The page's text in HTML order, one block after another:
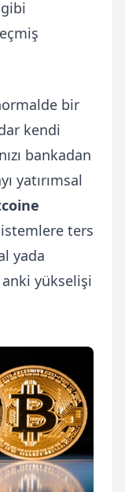
gibi
bir
kendi
bankadan
yatırımsal
ters
yada
anki yükselişi